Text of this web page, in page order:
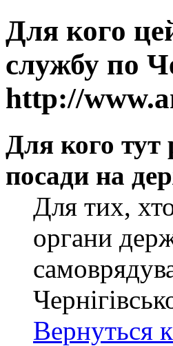
Для кого
службу по
http://
Для кого тут
посади на
Для тих,
органи
Вернуться